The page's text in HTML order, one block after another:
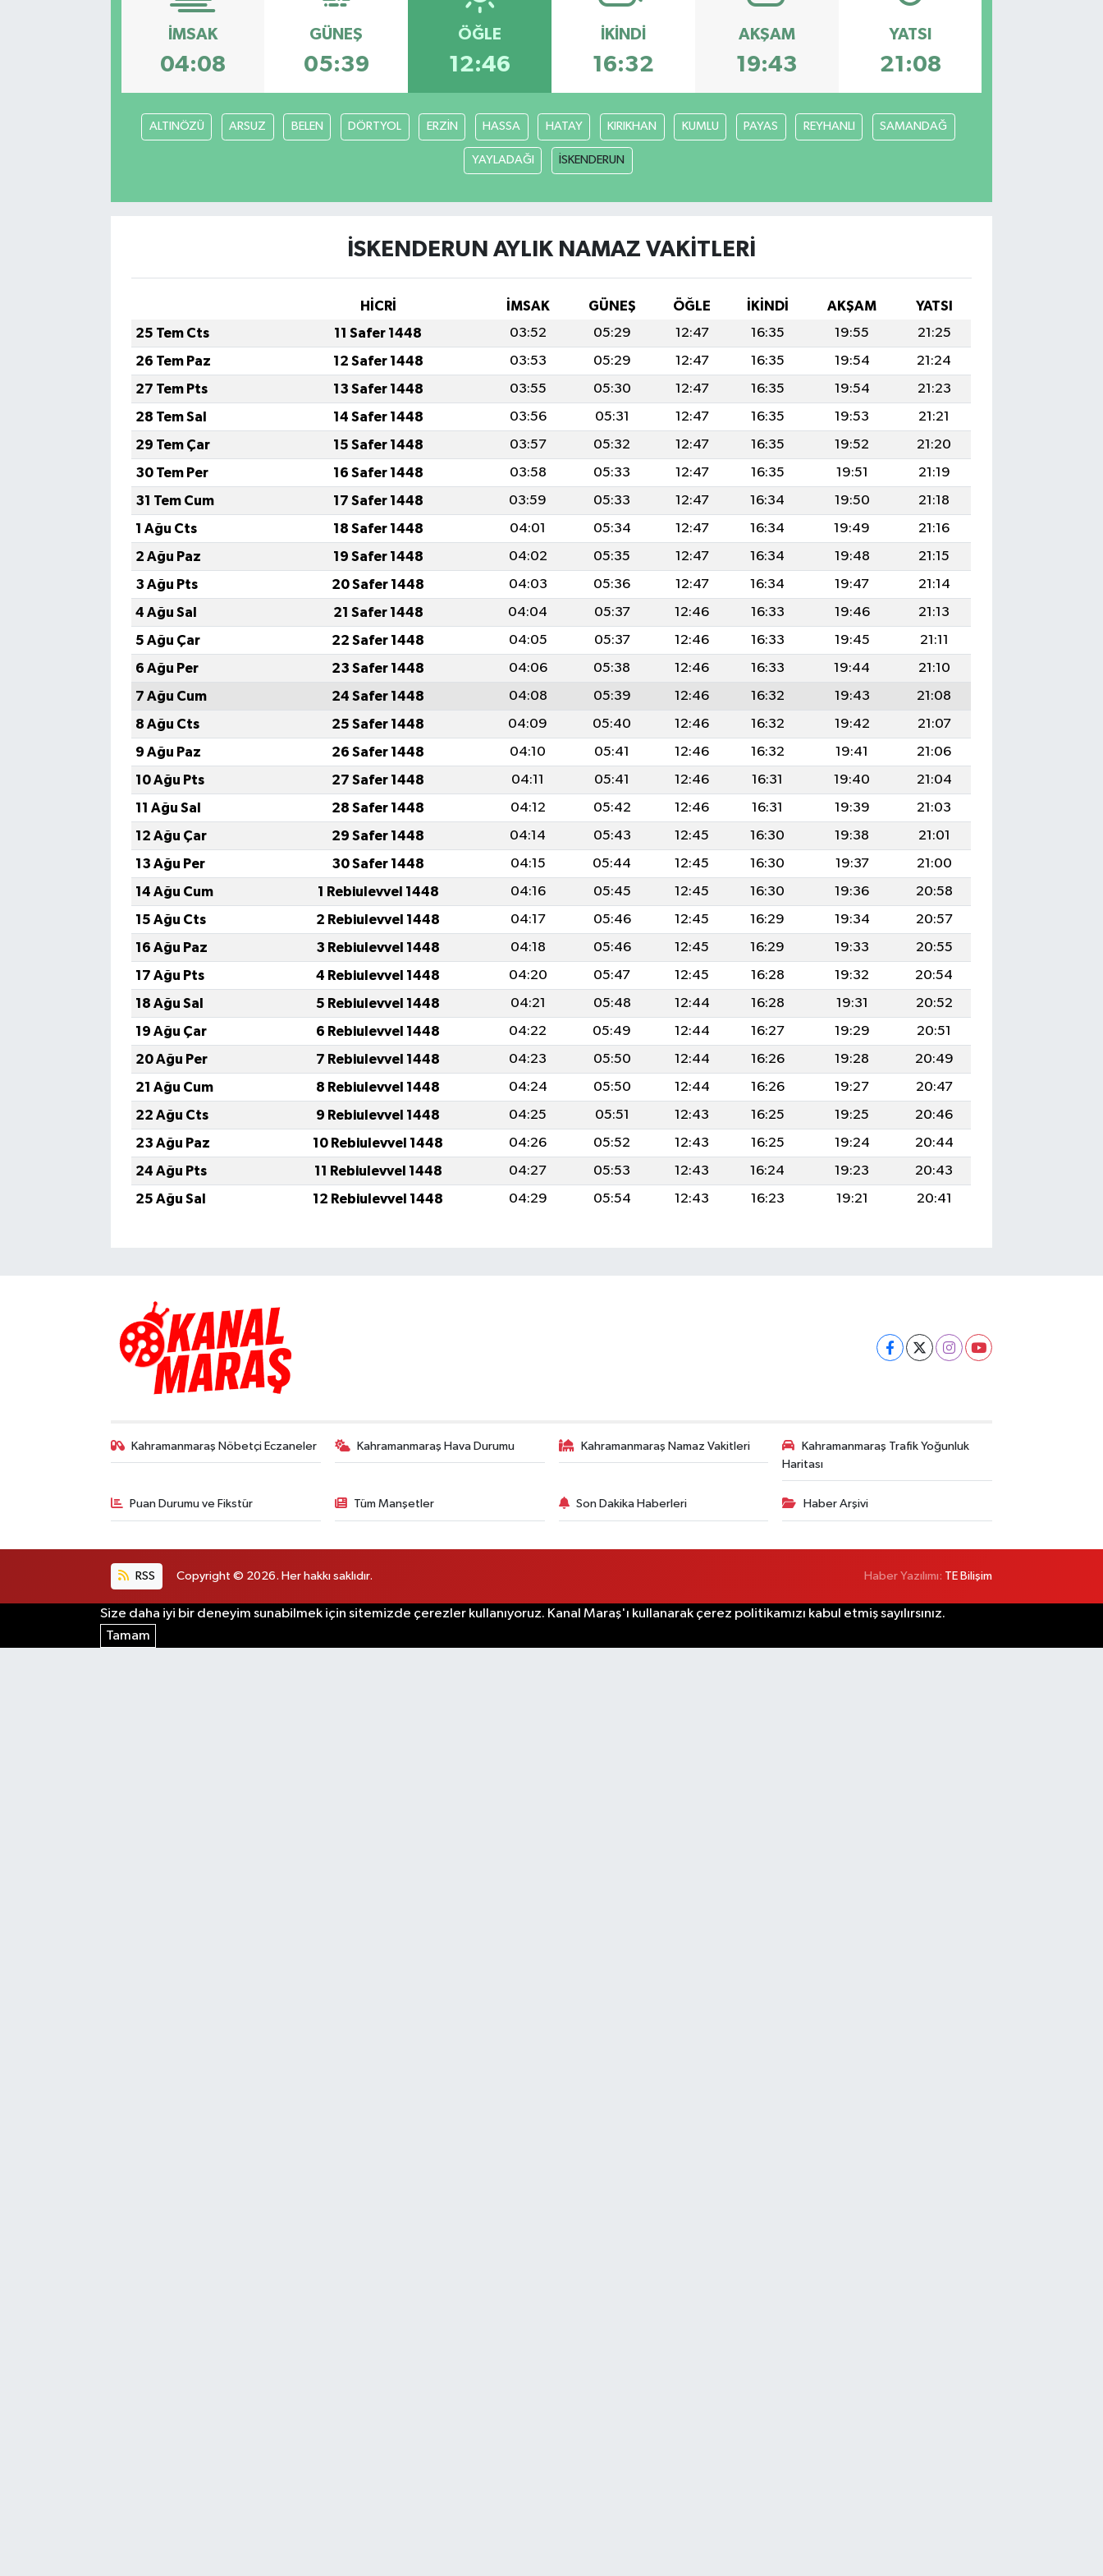
İMSAK
04:08
GÜNEŞ
05:39
ÖĞLE
12:46
İKINDI
16:32
AKŞAM
19:43
YATSI
21:08
ALTINÖZÜ ARSUZ BELEN DÖRTYOL ERZİN HASSA HATAY KIRIKHAN KUMLU PAYAS REYHANLI SAMANDAĞ
YAYLADAĞI İSKENDERUN
İSKENDERUN AYLIK NAMAZ VAKITLERI
HİCRİ İMSAK GÜNEŞ ÖĞLE İKINDI AKŞAM
YATSI
25 Tem Cts
11 Safer 1448 03:52 05:29 12:47 16:35 19:55
21:25
26 Tem Paz
12 Safer 1448 03:53 05:29 12:47 16:35 19:54
21:24
27 Tem Pts
13 Safer 1448 03:55 05:30 12:47 16:35 19:54
21:23
28 Tem Sal
14 Safer 1448 03:56 05:31 12:47 16:35 19:53
21:21
29 Tem Çar
15 Safer 1448 03:57 05:32 12:47 16:35 19:52
21:20
30 Tem Per
16 Safer 1448 03:58 05:33 12:47 16:35 19:51
21:19
31 Tem Cum
17 Safer 1448 03:59 05:33 12:47 16:34 19:50
21:18
1 Ağu Cts
18 Safer 1448 04:01 05:34 12:47 16:34 19:49
21:16
2 Ağu Paz
19 Safer 1448 04:02 05:35 12:47 16:34 19:48
21:15
3 Ağu Pts
20 Safer 1448 04:03 05:36 12:47 16:34 19:47
21:14
4 Ağu Sal
21 Safer 1448 04:04 05:37 12:46 16:33 19:46
21:13
5 Ağu Çar
22 Safer 1448 04:05 05:37 12:46 16:33 19:45
21:11
6 Ağu Per
23 Safer 1448 04:06 05:38 12:46 16:33 19:44
21:10
7 Ağu Cum
24 Safer 1448 04:08 05:39 12:46 16:32 19:43
21:08
8 Ağu Cts
25 Safer 1448 04:09 05:40 12:46 16:32 19:42
21:07
9 Ağu Paz
26 Safer 1448 04:10 05:41 12:46 16:32 19:41
21:06
10 Ağu Pts
27 Safer 1448 04:11 05:41 12:46 16:31 19:40
21:04
11 Ağu Sal
28 Safer 1448 04:12 05:42 12:46 16:31 19:39
21:03
12 Ağu Çar
29 Safer 1448 04:14 05:43 12:45 16:30 19:38
21:01
13 Ağu Per
30 Safer 1448 04:15 05:44 12:45 16:30 19:37
21:00
14 Ağu Cum
1 Rebiulevvel 1448 04:16 05:45 12:45 16:30 19:36
20:58
15 Ağu Cts
2 Rebiulevvel 1448 04:17 05:46 12:45 16:29 19:34
20:57
16 Ağu Paz
3 Rebiulevvel 1448 04:18 05:46 12:45 16:29 19:33
20:55
17 Ağu Pts
4 Rebiulevvel 1448 04:20 05:47 12:45 16:28 19:32
20:54
18 Ağu Sal
5 Rebiulevvel 1448 04:21 05:48 12:44 16:28 19:31
20:52
19 Ağu Çar
6 Rebiulevvel 1448 04:22 05:49 12:44 16:27 19:29
20:51
20 Ağu Per
7 Rebiulevvel 1448 04:23 05:50 12:44 16:26 19:28
20:49
21 Ağu Cum
8 Rebiulevvel 1448 04:24 05:50 12:44 16:26 19:27
20:47
22 Ağu Cts
9 Rebiulevvel 1448 04:25 05:51 12:43 16:25 19:25
20:46
23 Ağu Paz
10 Rebiulevvel 1448 04:26 05:52 12:43 16:25 19:24
20:44
24 Ağu Pts
11 Rebiulevvel 1448 04:27 05:53 12:43 16:24 19:23
20:43
25 Ağu Sal
12 Rebiulevvel 1448 04:29 05:54 12:43 16:23 19:21 20:41
Kahramanmaraş Nöbetçi Eczaneler Kahramanmaraş Hava Durumu Kahramanmaraş Namaz Vakitleri
Kahramanmaraş Trafik Yoğunluk
Haritası
Puan Durumu ve Fikstür Tüm Manşetler Son Dakika Haberleri Haber Arşivi
RSS Copyright © 2026. Her hakkı saklıdır. Haber Yazılımı: TE Bilişim
Size daha iyi bir deneyim sunabilmek için sitemizde çerezler kullanıyoruz. Kanal Maraş'ı kullanarak çerez politikamızı kabul etmiş sayılırsınız.
Tamam
KÜLTÜR SANAT